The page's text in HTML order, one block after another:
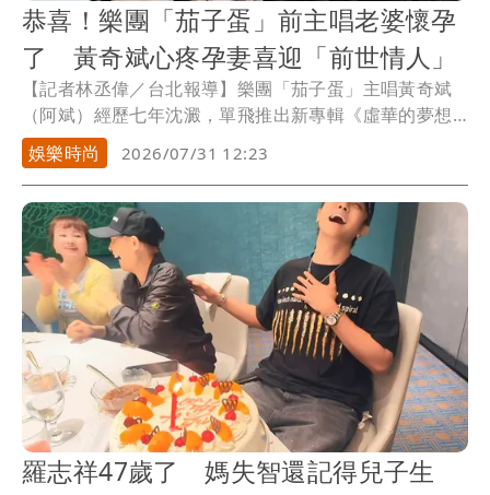
恭喜！樂團「茄子蛋」前主唱老婆懷孕
了 黃奇斌心疼孕妻喜迎「前世情人」
【記者林丞偉／台北報導】樂團「茄子蛋」主唱黃奇斌
（阿斌）經歷七年沈澱，單飛推出新專輯《虛華的夢想
是一支刀》，本月9日他宣傳新輯記者會時，被問及婚後
2年的的生娃進度，他笑說：「有好消息一定讓大家知
道。」果真是說到做到的男人，今（31日）中午宣佈老
婆懷孕的好消息，更甜曬老婆的孕肚。
娛樂時尚 2026/07/31 12:23
羅志祥47歲了 媽失智還記得兒子生